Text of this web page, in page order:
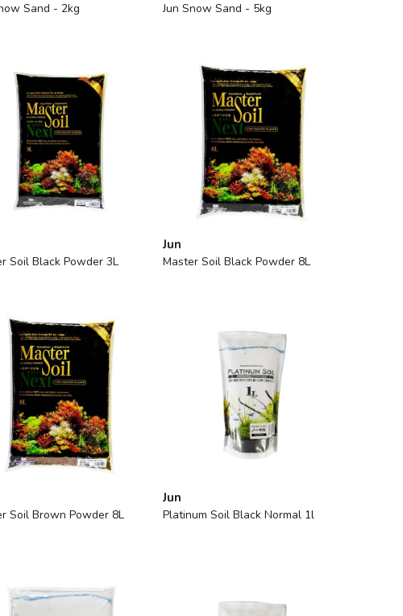
Sand - 2kg Jun Snow Sand - 5kg
Soil Black Powder 3L
Jun
Master Soil Black Powder 8L
Soil Brown Powder 8L
Jun
Platinum Soil Black Normal 1l